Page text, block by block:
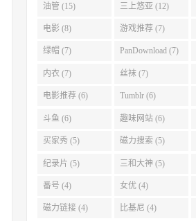
油管 (15) 三上悠亚 (12)
电影 (8) 游戏推荐 (7)
绿帽 (7) PanDownload (7)
内衣 (7) 丝袜 (7)
电影推荐 (6) Tumblr (6)
斗鱼 (6) 趣味网站 (6)
买家秀 (5) 磁力搜索 (5)
纪录片 (5) 三和大神 (5)
番号 (4) 女优 (4)
磁力链接 (4) 比基尼 (4)